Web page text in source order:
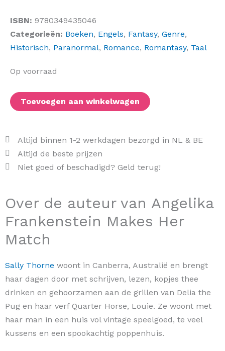
ISBN: 9780349435046
Categorieën: Boeken, Engels, Fantasy, Genre,
Historisch, Paranormal, Romance, Romantasy, Taal
Op voorraad
Angelika
Makes
Her
aantal
Toevoegen aan winkelwagen
Altijd binnen 1-2 werkdagen bezorgd in NL & BE
Altijd de beste prijzen
Niet goed of beschadigd? Geld terug!
Over de auteur van Angelika
Frankenstein Makes Her
Match
Sally Thorne woont in Canberra, Australië en brengt
haar dagen door met schrijven, lezen, kopjes thee
drinken en gehoorzamen aan de grillen van Delia the
Pug en haar verf Quarter Horse, Louie. Ze woont met
haar man in een huis vol vintage speelgoed, te veel
kussens en een spookachtig poppenhuis.